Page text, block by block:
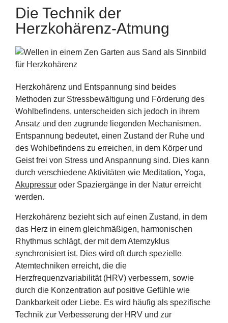
Die Technik der
Herzkohärenz-Atmung
Herzkohärenz und Entspannung sind beides
Methoden zur Stressbewältigung und Förderung des
Wohlbefindens, unterscheiden sich jedoch in ihrem
Ansatz und den zugrunde liegenden Mechanismen.
Entspannung bedeutet, einen Zustand der Ruhe und
des Wohlbefindens zu erreichen, in dem Körper und
Geist frei von Stress und Anspannung sind. Dies kann
durch verschiedene Aktivitäten wie Meditation, Yoga,
Akupressur oder Spaziergänge in der Natur erreicht
werden.
Herzkohärenz bezieht sich auf einen Zustand, in dem
das Herz in einem gleichmäßigen, harmonischen
Rhythmus schlägt, der mit dem Atemzyklus
synchronisiert ist. Dies wird oft durch spezielle
Atemtechniken erreicht, die die
Herzfrequenzvariabilität (HRV) verbessern, sowie
durch die Konzentration auf positive Gefühle wie
Dankbarkeit oder Liebe. Es wird häufig als spezifische
Technik zur Verbesserung der HRV und zur